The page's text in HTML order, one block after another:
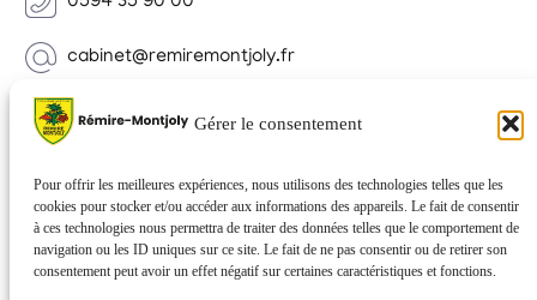
Gérer le consentement
Pour offrir les meilleures expériences, nous utilisons des technologies telles que les
cookies pour stocker et/ou accéder aux informations des appareils. Le fait de consentir
à ces technologies nous permettra de traiter des données telles que le comportement de
navigation ou les ID uniques sur ce site. Le fait de ne pas consentir ou de retirer son
consentement peut avoir un effet négatif sur certaines caractéristiques et fonctions.
cabinet@remiremontjoly.fr
Newsletter
nouvelles de votre commune.